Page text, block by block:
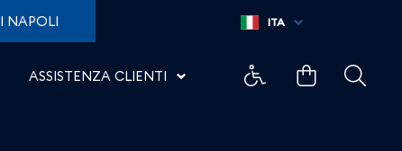
contro le donne
NAPOLI
ASSISTENZA CLIENTI
ITA